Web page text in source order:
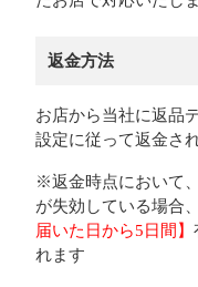
返金方法
お店から当社に返品
設定に従って返金さ
※返金時点において
が失効している場合
届いた日から5日間】
れます